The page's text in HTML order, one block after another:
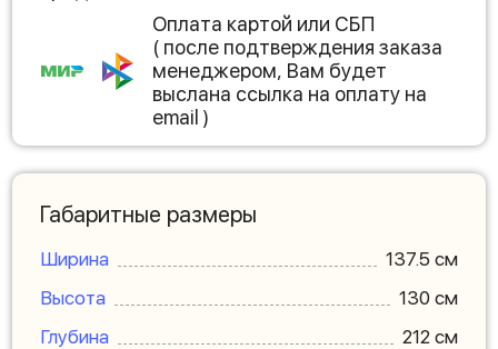
Оплата картой или СБП
( после подтверждения заказа
менеджером, Вам будет
выслана ссылка на оплату на
email )
Габаритные размеры
Ширина
137.5 см
Высота
130 см
Глубина
212 см